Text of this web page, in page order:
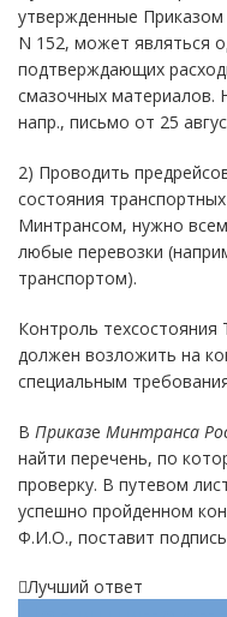
утвержденные
N 152, может являться
подтверждающих
смазочных материалов.
напр., письмо от 25
2) Проводить
состояния
Минтрансом, нужно
любые перевозки
транспортом).
Контроль техсостояния
должен возложить на
специальным
В Приказе Минтранса
найти перечень, по
проверку. В путевом
успешно пройденном
Ф.И.О., поставит
Лучший ответ